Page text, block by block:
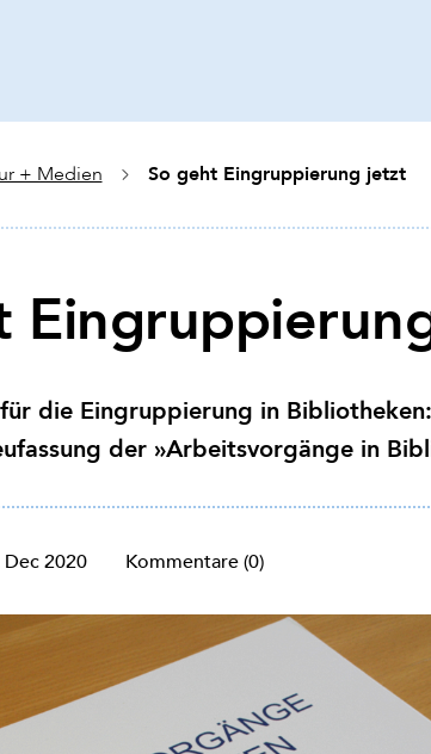
+ Medien So geht Eingruppierung jetzt
die Eingruppierung in
der »Arbeitsvorgänge in
Dec 2020 Kommentare (0)